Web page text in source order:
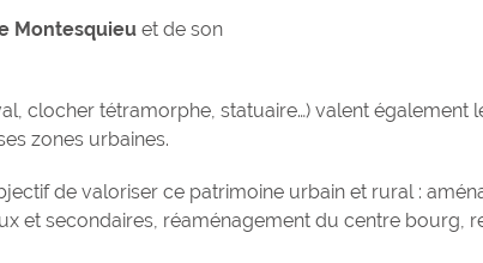
Montesquieu et de son
clocher tétramorphe, statuaire…) valent également
zones urbaines.
de valoriser ce patrimoine urbain et rural :
et secondaires, réaménagement du centre bourg,